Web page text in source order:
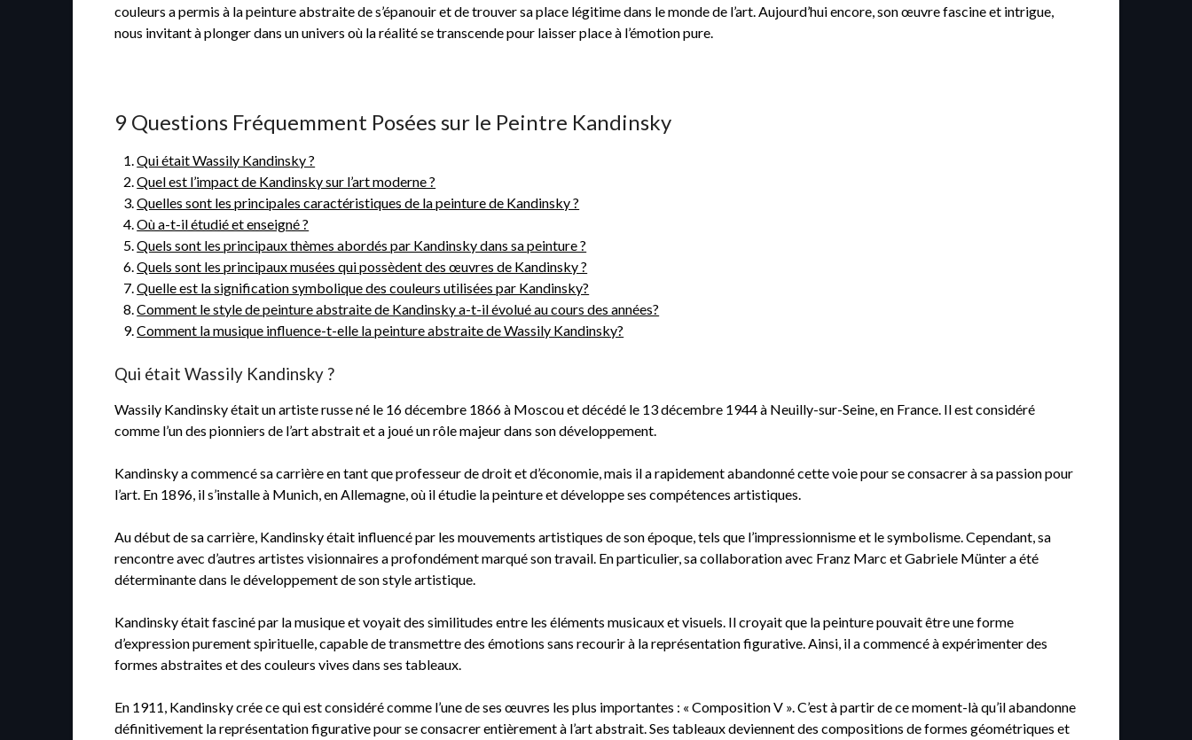
couleurs a permis à la peinture abstraite de s’épanouir et de trouver sa place légitime dans le monde de l’art. Aujourd’hui encore, son œuvre fascine et intrigue,
nous invitant à plonger dans un univers où la réalité se transcende pour laisser place à l’émotion pure.
9 Questions Fréquemment Posées sur le Peintre Kandinsky
Qui était Wassily Kandinsky ?
Quel est l’impact de Kandinsky sur l’art moderne ?
Quelles sont les principales caractéristiques de la peinture de Kandinsky ?
Où a-t-il étudié et enseigné ?
Quels sont les principaux thèmes abordés par Kandinsky dans sa peinture ?
Quels sont les principaux musées qui possèdent des œuvres de Kandinsky ?
Quelle est la signification symbolique des couleurs utilisées par Kandinsky?
Comment le style de peinture abstraite de Kandinsky a-t-il évolué au cours des années?
Comment la musique influence-t-elle la peinture abstraite de Wassily Kandinsky?
Qui était Wassily Kandinsky ?
Wassily Kandinsky était un artiste russe né le 16 décembre 1866 à Moscou et décédé le 13 décembre 1944 à Neuilly-sur-Seine, en France. Il est considéré
comme l’un des pionniers de l’art abstrait et a joué un rôle majeur dans son développement.
Kandinsky a commencé sa carrière en tant que professeur de droit et d’économie, mais il a rapidement abandonné cette voie pour se consacrer à sa passion pour
l’art. En 1896, il s’installe à Munich, en Allemagne, où il étudie la peinture et développe ses compétences artistiques.
Au début de sa carrière, Kandinsky était influencé par les mouvements artistiques de son époque, tels que l’impressionnisme et le symbolisme. Cependant, sa
rencontre avec d’autres artistes visionnaires a profondément marqué son travail. En particulier, sa collaboration avec Franz Marc et Gabriele Münter a été
déterminante dans le développement de son style artistique.
Kandinsky était fasciné par la musique et voyait des similitudes entre les éléments musicaux et visuels. Il croyait que la peinture pouvait être une forme
d’expression purement spirituelle, capable de transmettre des émotions sans recourir à la représentation figurative. Ainsi, il a commencé à expérimenter des
formes abstraites et des couleurs vives dans ses tableaux.
En 1911, Kandinsky crée ce qui est considéré comme l’une de ses œuvres les plus importantes : « Composition V ». C’est à partir de ce moment-là qu’il abandonne
définitivement la représentation figurative pour se consacrer entièrement à l’art abstrait. Ses tableaux deviennent des compositions de formes géométriques et